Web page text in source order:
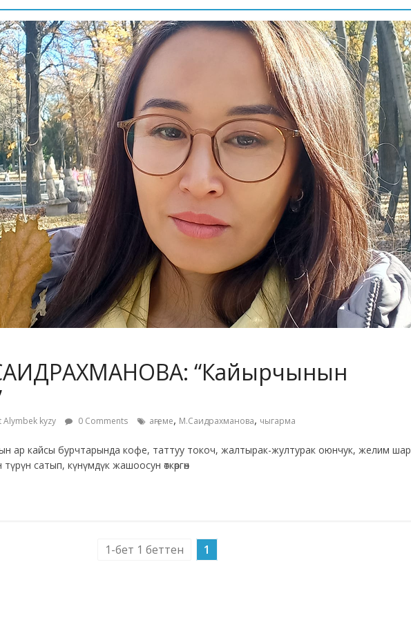
“Кайырчынын
Alymbek kyzy 0 Comments аңгеме, М.Саидрахманова, чыгарма
ар кайсы бурчтарында кофе, таттуу токоч, жалтырак-жултурак оюнчук, желим шар
сатып, күнүмдүк жашоосун өткөргөн
1-бет 1 беттен 1